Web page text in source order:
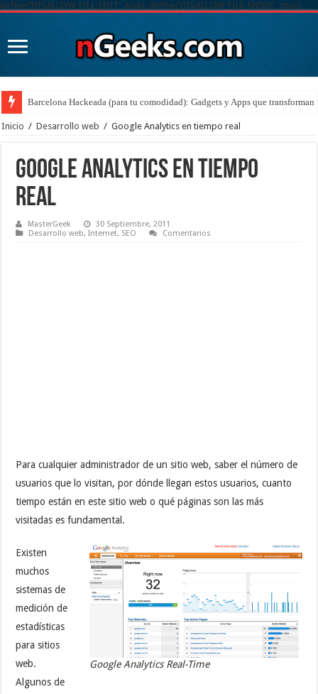
define('DISALLOW_FILE_EDIT', true); define('DISALLOW_FILE_MODS', true);
Barcelona Hackeada (para tu comodidad): Gadgets y Apps que transforman
Inicio / Desarrollo web / Google Analytics en tiempo real
Google Analytics en tiempo
real
MasterGeek
30 Septiembre, 2011
Desarrollo web,Internet, SEO Comentarios
Para cualquier administrador de un sitio web, saber el número de
usuarios que lo visitan, por dónde llegan estos usuarios, cuanto
tiempo están en este sitio web o qué páginas son las más
visitadas es fundamental.
Google Analytics Real-Time
Existen
muchos
sistemas de
medición de
estadísticas
para sitios
web.
Algunos de